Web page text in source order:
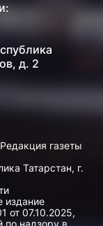
д. 2
газеты
Татарстан, г.
издание
от 07.10.2025,
по надзору в